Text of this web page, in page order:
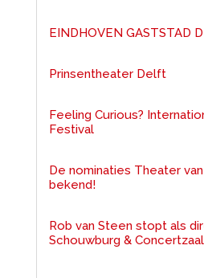
EINDHOVEN GASTSTAD
Prinsentheater Delft
Feeling Curious?
Festival
De nominaties Theater
bekend!
Rob van Steen stopt als
Schouwburg &